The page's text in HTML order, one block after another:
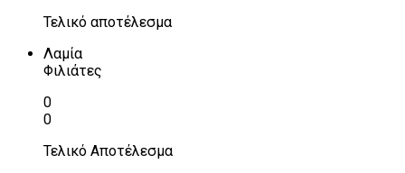
Τελικό αποτέλεσμα
Λαμία
Φιλιάτες
0
0
Τελικό Αποτέλεσμα